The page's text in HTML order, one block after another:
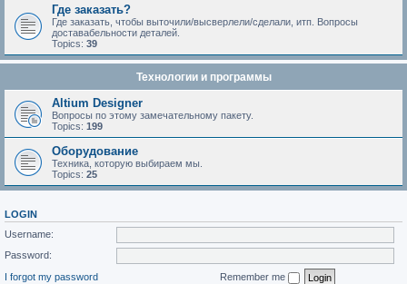
Где заказать?
Где заказать, чтобы выточили/высверлели/сделали, итп. Вопросы
доставабельности деталей.
Topics: 39
Технологии и программы
Altium Designer
Вопросы по этому замечательному пакету.
Topics: 199
Оборудование
Техника, которую выбираем мы.
Topics: 25
LOGIN
Username:
Password:
I forgot my password
Remember me